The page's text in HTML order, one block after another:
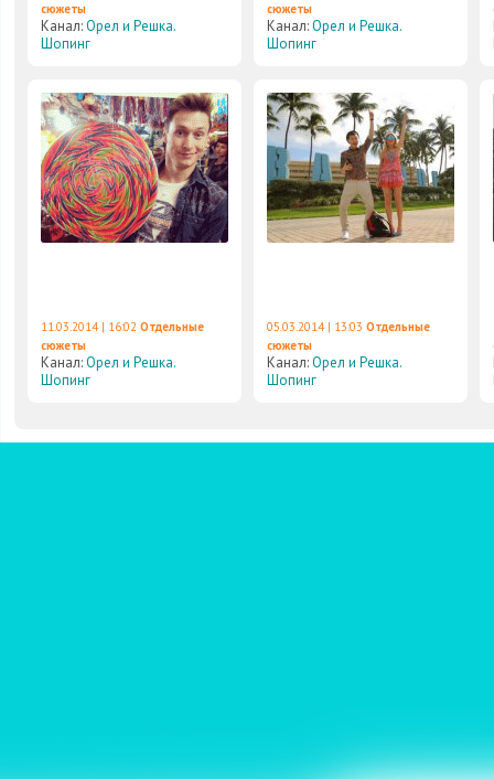
сюжеты
Канал:Орел и Решка.
Шопинг
сюжеты
Канал:Орел и Решка.
Шопинг
11.03.2014 | 16:02 Отдельные
сюжеты
Канал:Орел и Решка.
Шопинг
05.03.2014 | 13:03 Отдельные
сюжеты
Канал:Орел и Решка.
Шопинг